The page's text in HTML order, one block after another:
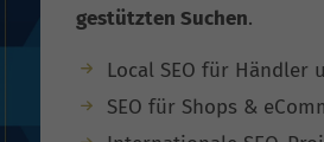
gestützten Suchen.
Local SEO für Händler
SEO für Shops &